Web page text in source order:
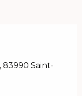
83990 Saint-